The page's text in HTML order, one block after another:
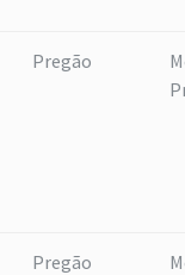
Pregão
Pregão